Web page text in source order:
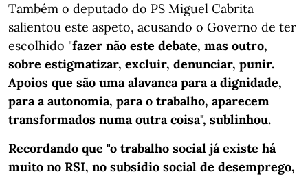
Também o deputado do PS Miguel Cabrita
salientou este aspeto, acusando o Governo de ter
escolhido "fazer não este debate, mas outro,
sobre estigmatizar, excluir, denunciar, punir.
Apoios que são uma alavanca para a dignidade,
para a autonomia, para o trabalho, aparecem
transformados numa outra coisa", sublinhou.
Recordando que "o trabalho social já existe há
muito no RSI, no subsídio social de desemprego,